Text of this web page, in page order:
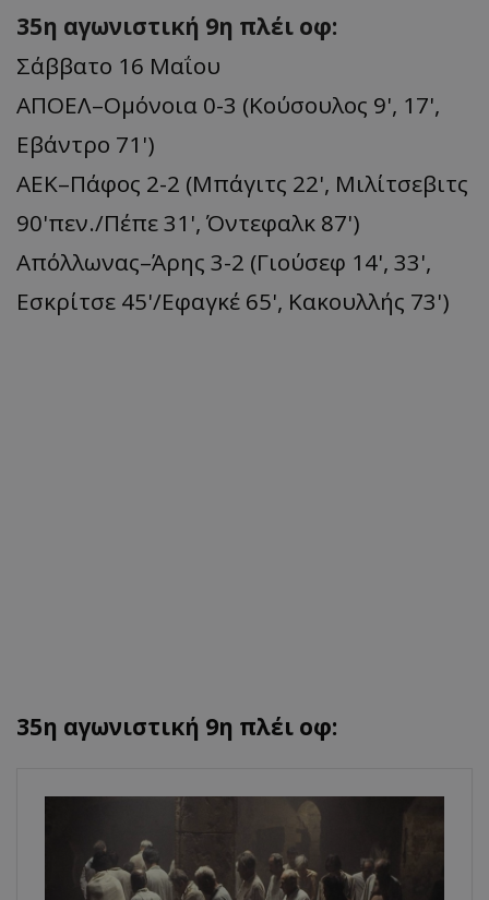
35η αγωνιστική 9η πλέι οφ:
Σάββατο 16 Μαΐου
ΑΠΟΕΛ–Ομόνοια 0-3 (Κούσουλος 9', 17',
Εβάντρο 71')
ΑΕΚ–Πάφος 2-2 (Μπάγιτς 22', Μιλίτσεβιτς
90'πεν./Πέπε 31', Όντεφαλκ 87')
Απόλλωνας–Άρης 3-2 (Γιούσεφ 14', 33',
Εσκρίτσε 45'/Εφαγκέ 65', Κακουλλής 73')
35η αγωνιστική 9η πλέι οφ: